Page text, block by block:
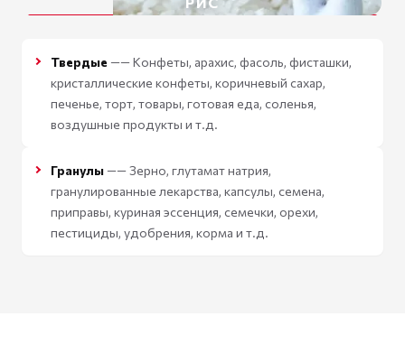
Твердые —— Конфеты, арахис, фасоль, фисташки,
кристаллические конфеты, коричневый сахар,
печенье, торт, товары, готовая еда, соленья,
воздушные продукты и т.д.
Гранулы —— Зерно, глутамат натрия,
гранулированные лекарства, капсулы, семена,
приправы, куриная эссенция, семечки, орехи,
пестициды, удобрения, корма и т.д.